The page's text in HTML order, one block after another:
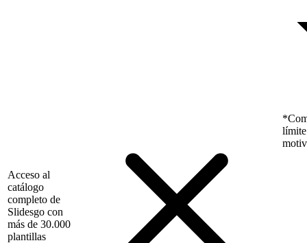
límite
Acceso al
catálogo
completo de
Slidesgo con
más de 30.000
plantillas